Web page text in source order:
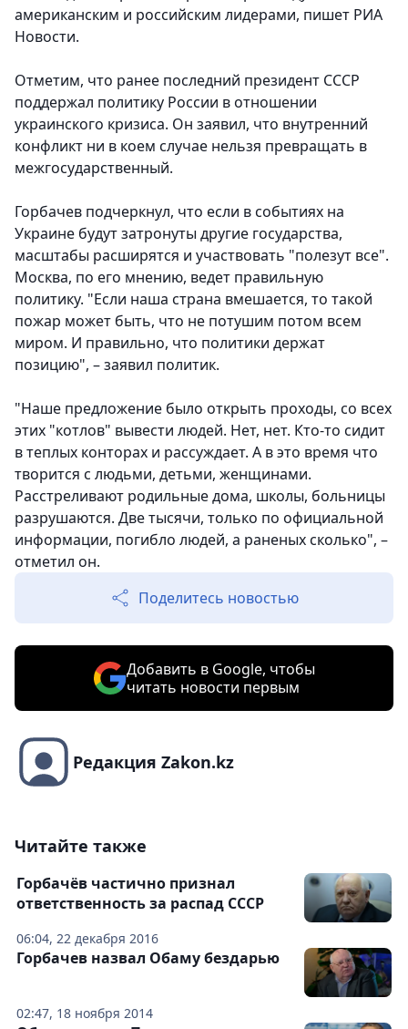
американским и российским лидерами, пишет РИА
Новости.
Отметим, что ранее последний президент СССР
поддержал политику России в отношении
украинского кризиса. Он заявил, что внутренний
конфликт ни в коем случае нельзя превращать в
межгосударственный.
Горбачев подчеркнул, что если в событиях на
Украине будут затронуты другие государства,
масштабы расширятся и участвовать "полезут все".
Москва, по его мнению, ведет правильную
политику. "Если наша страна вмешается, то такой
пожар может быть, что не потушим потом всем
миром. И правильно, что политики держат
позицию", – заявил политик.
"Наше предложение было открыть проходы, со всех
этих "котлов" вывести людей. Нет, нет. Кто-то сидит
в теплых конторах и рассуждает. А в это время что
творится с людьми, детьми, женщинами.
Расстреливают родильные дома, школы, больницы
разрушаются. Две тысячи, только по официальной
информации, погибло людей, а раненых сколько", –
отметил он.
Поделитесь новостью
Добавить в Google, чтобы
читать новости первым
Редакция Zakon.kz
Читайте также
06:04, 22 декабря 2016
Горбачёв частично признал
ответственность за распад СССР
02:47, 18 ноября 2014
Горбачев назвал Обаму бездарью